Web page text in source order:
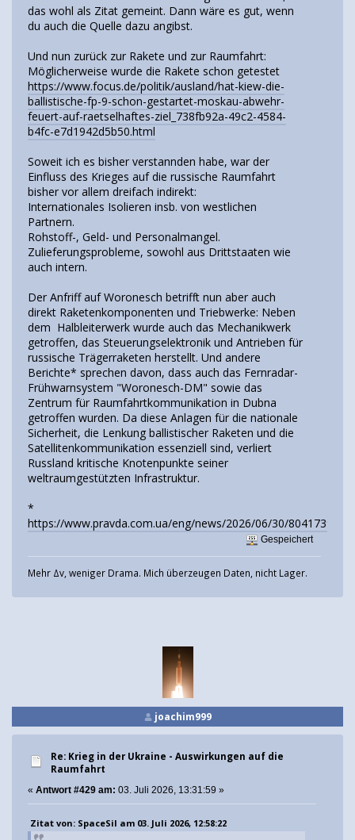
das wohl als Zitat gemeint. Dann wäre es gut, wenn
du auch die Quelle dazu angibst.
Und nun zurück zur Rakete und zur Raumfahrt:
Möglicherweise wurde die Rakete schon getestet
https://www.focus.de/politik/ausland/hat-kiew-die-
ballistische-fp-9-schon-gestartet-moskau-abwehr-
feuert-auf-raetselhaftes-ziel_738fb92a-49c2-4584-
b4fc-e7d1942d5b50.html
Soweit ich es bisher verstannden habe, war der
Einfluss des Krieges auf die russische Raumfahrt
bisher vor allem dreifach indirekt:
Internationales Isolieren insb. von westlichen
Partnern.
Rohstoff-, Geld- und Personalmangel.
Zulieferungsprobleme, sowohl aus Drittstaaten wie
auch intern.
Der Anfriff auf Woronesch betrifft nun aber auch
direkt Raketenkomponenten und Triebwerke: Neben
dem Halbleiterwerk wurde auch das Mechanikwerk
getroffen, das Steuerungselektronik und Antrieben für
russische Trägerraketen herstellt. Und andere
Berichte* sprechen davon, dass auch das Fernradar-
Frühwarnsystem "Woronesch-DM" sowie das
Zentrum für Raumfahrtkommunikation in Dubna
getroffen wurden. Da diese Anlagen für die nationale
Sicherheit, die Lenkung ballistischer Raketen und die
Satellitenkommunikation essenziell sind, verliert
Russland kritische Knotenpunkte seiner
weltraumgestützten Infrastruktur.
*
https://www.pravda.com.ua/eng/news/2026/06/30/8041739/
Gespeichert
Mehr Δv, weniger Drama. Mich überzeugen Daten, nicht Lager.
joachim999
Re: Krieg in der Ukraine - Auswirkungen auf die
Raumfahrt
« Antwort #429 am: 03. Juli 2026, 13:31:59 »
Zitat von: SpaceSil am 03. Juli 2026, 12:58:22